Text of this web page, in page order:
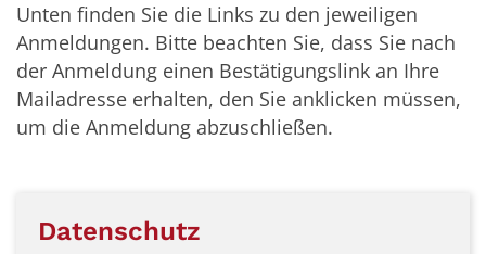
Unten finden Sie die Links zu den jeweiligen
Anmeldungen. Bitte beachten Sie, dass Sie nach
der Anmeldung einen Bestätigungslink an Ihre
Mailadresse erhalten, den Sie anklicken müssen,
um die Anmeldung abzuschließen.
Datenschutz